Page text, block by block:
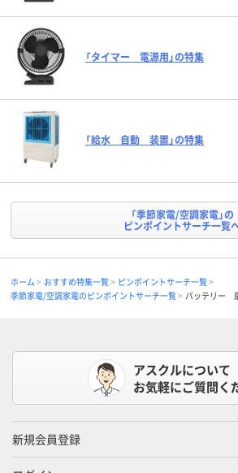
「タイマー 電源用」の特集
「給水 自動 装置」の特集
「季節家電/空調家電」の
ピンポイントサーチ一覧
ホーム おすすめ特集一覧
ピンポイントサーチ一覧
季節家電/空調家電のピンポイントサーチ一覧
バッテリー
アスクルについて
お気軽にご質問く
新規会員登録